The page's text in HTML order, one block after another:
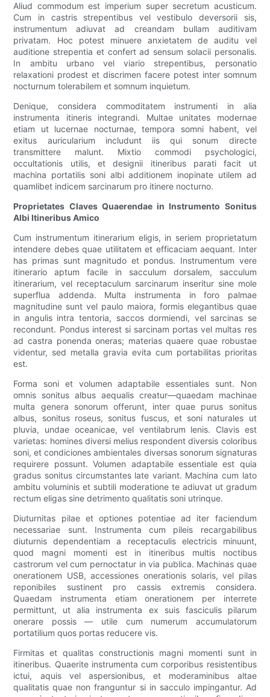
Aliud commodum est imperium super secretum acusticum.
Cum in castris strepentibus vel vestibulo deversorii sis,
instrumentum adiuvat ad creandam bullam auditivam
privatam. Hoc potest minuere anxietatem de auditu vel
auditione strepentia et confert ad sensum solacii personalis.
In ambitu urbano vel viario strepentibus, personatio
relaxationi prodest et discrimen facere potest inter somnum
nocturnum tolerabilem et somnum inquietum.
Denique, considera commoditatem instrumenti in alia
instrumenta itineris integrandi. Multae unitates modernae
etiam ut lucernae nocturnae, tempora somni habent, vel
exitus auricularium includunt iis qui sonum directe
transmittere malunt. Mixtio commodi psychologici,
occultationis utilis, et designii itineribus parati facit ut
machina portatilis soni albi additionem inopinate utilem ad
quamlibet indicem sarcinarum pro itinere nocturno.
Proprietates Claves Quaerendae in Instrumento Sonitus
Albi Itineribus Amico
Cum instrumentum itinerarium eligis, in seriem proprietatum
intendere debes quae utilitatem et efficaciam aequant. Inter
has primas sunt magnitudo et pondus. Instrumentum vere
itinerario aptum facile in sacculum dorsalem, sacculum
itinerarium, vel receptaculum sarcinarum inseritur sine mole
superflua addenda. Multa instrumenta in foro palmae
magnitudine sunt vel paulo maiora, formis elegantibus quae
in angulis intra tentoria, saccos dormiendi, vel sarcinas se
recondunt. Pondus interest si sarcinam portas vel multas res
ad castra ponenda oneras; materias quaere quae robustae
videntur, sed metalla gravia evita cum portabilitas prioritas
est.
Forma soni et volumen adaptabile essentiales sunt. Non
omnis sonitus albus aequalis creatur—quaedam machinae
multa genera sonorum offerunt, inter quae purus sonitus
albus, sonitus roseus, sonitus fuscus, et soni naturales ut
pluvia, undae oceanicae, vel ventilabrum lenis. Clavis est
varietas: homines diversi melius respondent diversis coloribus
soni, et condiciones ambientales diversas sonorum signaturas
requirere possunt. Volumen adaptabile essentiale est quia
gradus sonitus circumstantes late variant. Machina cum lato
ambitu voluminis et subtili moderatione te adiuvat ut gradum
rectum eligas sine detrimento qualitatis soni utrinque.
Diuturnitas pilae et optiones potentiae ad iter faciendum
necessariae sunt. Instrumenta cum pileis recargabilibus
diuturnis dependentiam a receptaculis electricis minuunt,
quod magni momenti est in itineribus multis noctibus
castrorum vel cum pernoctatur in via publica. Machinas quae
onerationem USB, accessiones onerationis solaris, vel pilas
reponibiles sustinent pro cassis extremis considera.
Quaedam instrumenta etiam onerationem per interrete
permittunt, ut alia instrumenta ex suis fasciculis pilarum
onerare possis — utile cum numerum accumulatorum
portatilium quos portas reducere vis.
Firmitas et qualitas constructionis magni momenti sunt in
itineribus. Quaerite instrumenta cum corporibus resistentibus
ictui, aquis vel aspersionibus, et moderaminibus altae
qualitatis quae non franguntur si in sacculo impingantur. Ad